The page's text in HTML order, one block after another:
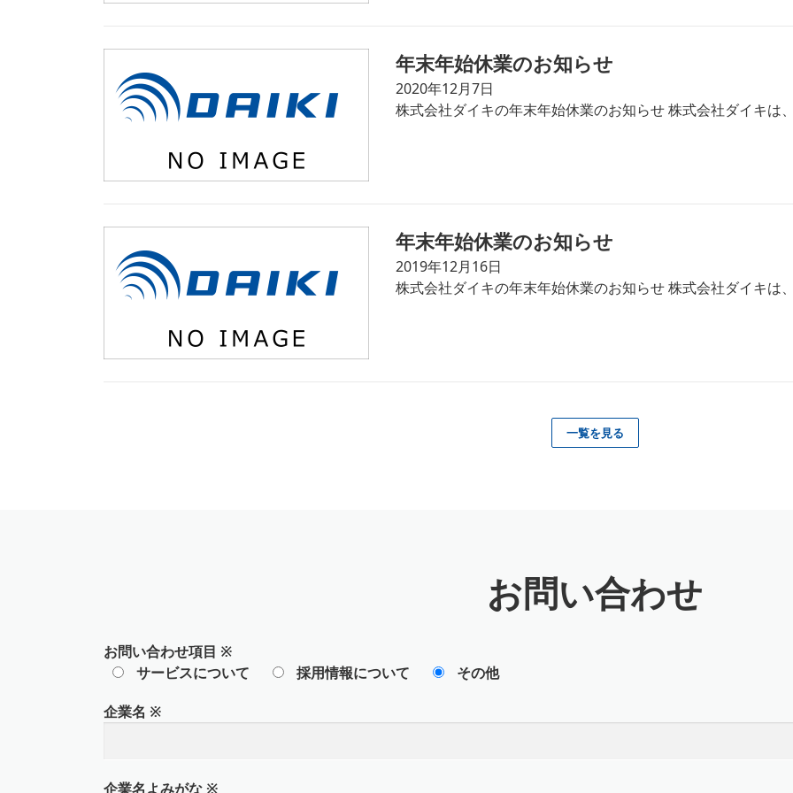
年末年始休業のお知らせ
2020年12月7日
株式会社ダイキの年末年始休業のお知らせ 株式会社ダイキは
年末年始休業のお知らせ
2019年12月16日
株式会社ダイキの年末年始休業のお知らせ 株式会社ダイキは
一覧を見る
お問い合わせ
お問い合わせ項目 ※
サービスについて
採用情報について
その他
企業名 ※
企業名よみがな ※